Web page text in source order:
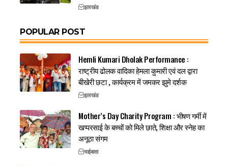
झारखंड
POPULAR POST
Hemli Kumari Dholak Performance :
राष्ट्रीय ढोलक वादिका हेमला कुमारी एवं दल द्वारा
बीखेरी छटा , कार्यक्रम में जमकर झुमे दर्शक
झारखंड
Mother’s Day Charity Program : भीषण गर्मी में
खप्परसाई के बच्चों को मिले छाते, शिक्षा और स्नेह का
अनूठा संगम
चाईबासा